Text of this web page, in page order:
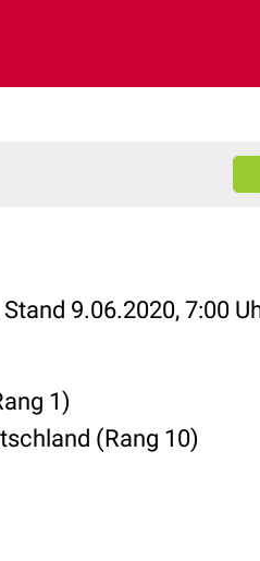
9.06.2020, 7:00
1)
(Rang 10)